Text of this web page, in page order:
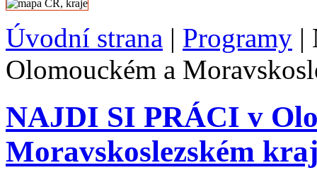
Úvodní strana | Programy |
Olomouckém a
NAJDI SI PRÁCI v
Moravskoslezském